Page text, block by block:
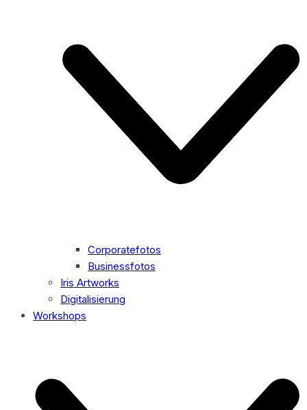
Corporatefotos
Businessfotos
Iris Artworks
Digitalisierung
Workshops